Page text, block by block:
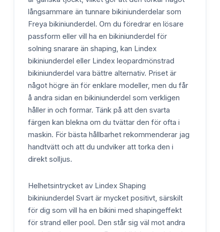
långsammare än tunnare bikiniunderdelar som
Freya bikiniunderdel. Om du föredrar en lösare
passform eller vill ha en bikiniunderdel för
solning snarare än shaping, kan Lindex
bikiniunderdel eller Lindex leopardmönstrad
bikiniunderdel vara bättre alternativ. Priset är
något högre än för enklare modeller, men du får
å andra sidan en bikiniunderdel som verkligen
håller in och formar. Tänk på att den svarta
färgen kan blekna om du tvättar den för ofta i
maskin. För bästa hållbarhet rekommenderar jag
handtvätt och att du undviker att torka den i
direkt solljus.
Helhetsintrycket av Lindex Shaping
bikiniunderdel Svart är mycket positivt, särskilt
för dig som vill ha en bikini med shapingeffekt
för strand eller pool. Den står sig väl mot andra